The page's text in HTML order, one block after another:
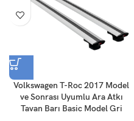
Volkswagen T-Roc 2017 Model
ve Sonrası Uyumlu Ara Atkı
Tavan Barı Basic Model Gri